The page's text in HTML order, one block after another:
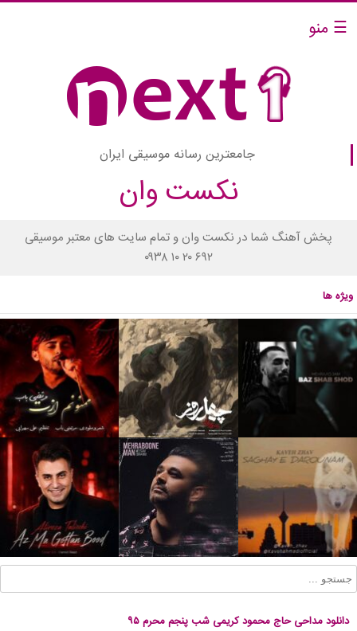
☰ منو
جامعترین رسانه موسیقی ایران
نکست وان
پخش آهنگ شما در نکست وان و تمام سایت های معتبر موسیقی
۰۹۳۸ ۱۰ ۲۰ ۶۹۲
ویژه ها
دانلود مداحی حاج محمود کریمی شب پنجم محرم ۹۵